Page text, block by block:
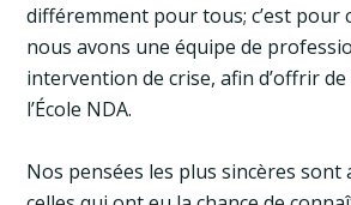
différemment pour tous; c’est pour
nous avons une équipe de
intervention de crise, afin d’offrir de
l’École NDA.
Nos pensées les plus sincères sont